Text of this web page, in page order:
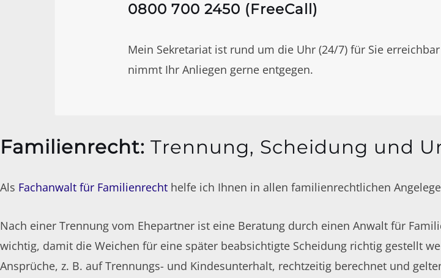
0800 700 2450 (FreeCall)
Mein Sekretariat ist rund um die Uhr (24/7) für Sie
nimmt Ihr Anliegen gerne entgegen.
Familienrecht: Trennung, Scheidung und
Als Fachanwalt für Familienrecht helfe ich Ihnen in allen familienrechtlichen
Nach einer Trennung vom Ehepartner ist eine Beratung durch einen Anwalt für
wichtig, damit die Weichen für eine später beabsichtigte Scheidung richtig gestellt
Ansprüche, z. B. auf Trennungs- und Kindesunterhalt, rechtzeitig berechnet und